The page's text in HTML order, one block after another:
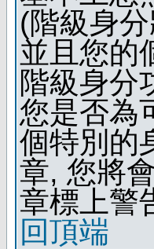
(階級身
並且您的
階級身分
您是否為
個特別的
章, 您將
章標上警
回頂端